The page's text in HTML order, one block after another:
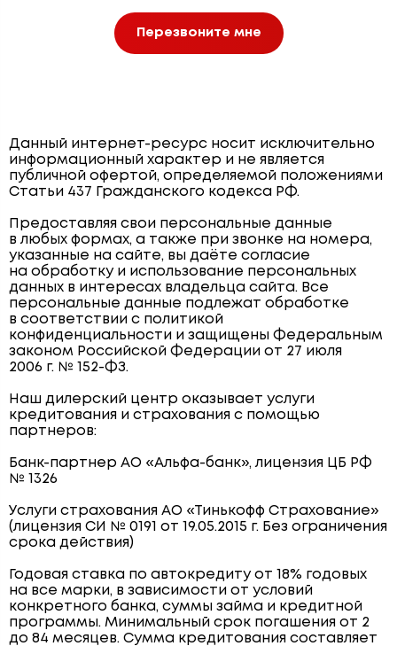
Перезвоните мне
Данный интернет-ресурс носит исключительно
информационный характер и не является
публичной офертой, определяемой положениями
Статьи 437 Гражданского кодекса РФ.
Предоставляя свои персональные данные
в любых формах, а также при звонке на номера,
указанные на сайте, вы даёте согласие
на обработку и использование персональных
данных в интересах владельца сайта. Все
персональные данные подлежат обработке
в соответствии с политикой
конфиденциальности и защищены Федеральным
законом Российской Федерации от 27 июля
2006 г. № 152-ФЗ.
Наш дилерский центр оказывает услуги
кредитования и страхования с помощью
партнеров:
Банк-партнер АО «Альфа-банк», лицензия ЦБ РФ
№ 1326
Услуги страхования АО «Тинькофф Страхование»
(лицензия СИ № 0191 от 19.05.2015 г. Без ограничения
срока действия)
Годовая ставка по автокредиту от 18% годовых
на все марки, в зависимости от условий
конкретного банка, суммы займа и кредитной
программы. Минимальный срок погашения от 2
до 84 месяцев. Сумма кредитования составляет